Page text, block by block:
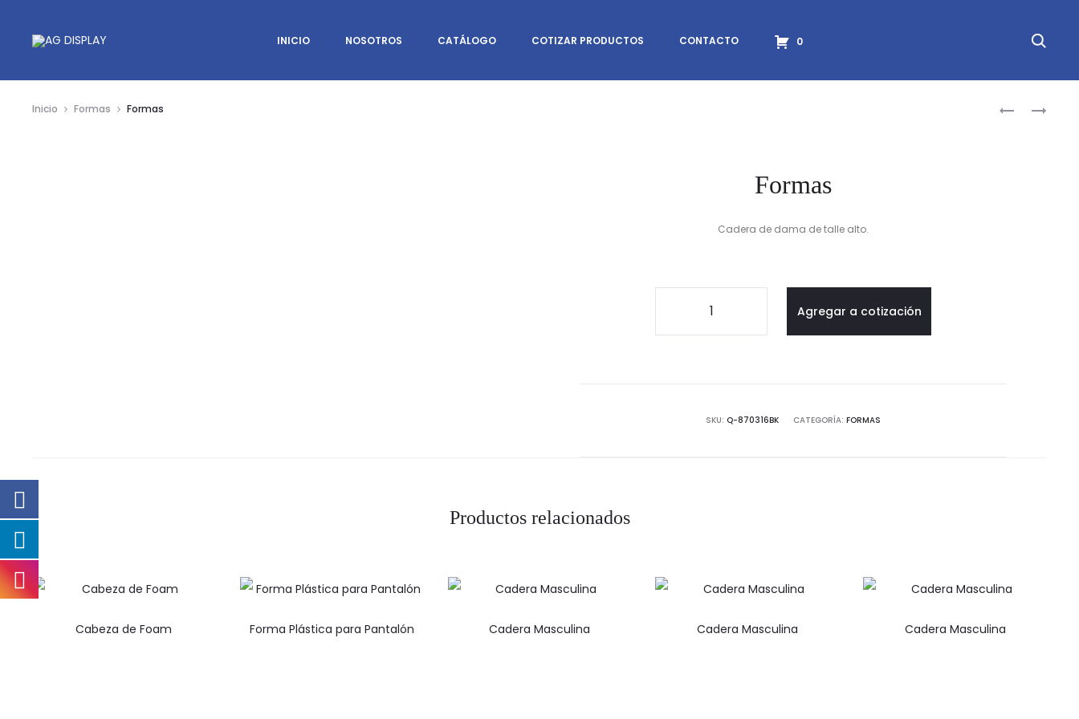
INICIO NOSOTROS CATÁLOGO COTIZAR PRODUCTOS CONTACTO 0
FORMAS
FORMAS
Inicio Formas Formas
Formas
Cadera de dama de talle alto.
Formas
Agregar a cotización
SKU: Q-870316BK CATEGORÍA: FORMAS
Productos relacionados
Cabeza de Foam Forma Plástica para Pantalón Cadera Masculina Cadera Masculina Cadera Masculina